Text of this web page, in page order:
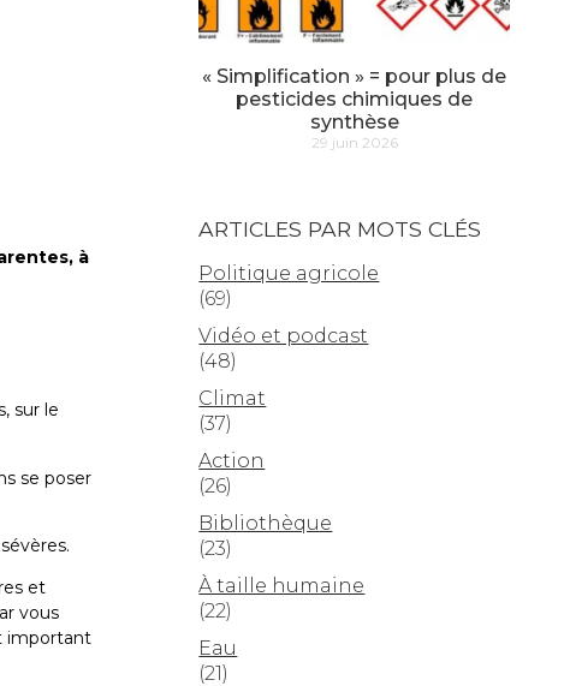
à
sur le
se poser
et
vous
important
« Simplification » = pour plus de
pesticides chimiques de
synthèse
29 juin 2026
ARTICLES PAR MOTS CLÉS
Politique agricole
(69)
Vidéo et podcast
(48)
Climat
(37)
Action
(26)
Bibliothèque
(23)
À taille humaine
(22)
Eau
(21)